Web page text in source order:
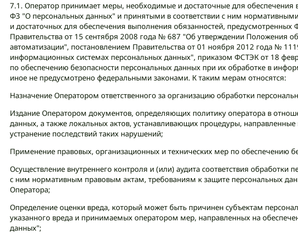
7.1. Оператор принимает меры, необходимые и достаточные для
ФЗ "О персональных данных" и принятыми в соответствии с ним
и достаточных для обеспечения выполнения обязанностей,
Правительства от 15 сентября 2008 года № 687 "Об утверждении Положения
автоматизации", постановлением Правительства от 01 ноября 2012 года №
информационных системах персональных данных", приказом ФСТЭК от 18
по обеспечению безопасности персональных данных при их обработке в
иное не предусмотрено федеральными законами. К таким мерам относятся:
Назначение Оператором ответственного за организацию обработки
Издание Оператором документов, определяющих политику оператора в
данных, а также локальных актов, устанавливающих процедуры,
устранение последствий таких нарушений;
Применение правовых, организационных и технических мер по обеспечению
Осуществление внутреннего контроля и (или) аудита соответствия
с ним нормативным правовым актам, требованиям к защите персональных
Оператора;
Определение оценки вреда, который может быть причинен субъектам
указанного вреда и принимаемых оператором мер, направленных на
данных";